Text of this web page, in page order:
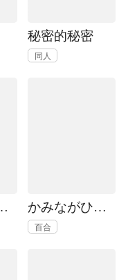
秘密的秘密
同人
ですかぁ？ かみながひめ~猫目堂ココロ譚~
百合